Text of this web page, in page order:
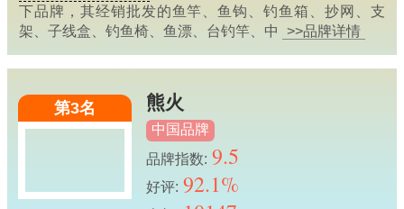
下品牌，其经销批发的鱼竿、鱼钩、钓鱼箱、抄网、支
架、子线盒、钓鱼椅、鱼漂、台钓竿、中
>>品牌详情
第3名 熊火
中国品牌
品牌指数: 9.5
好评: 92.1%